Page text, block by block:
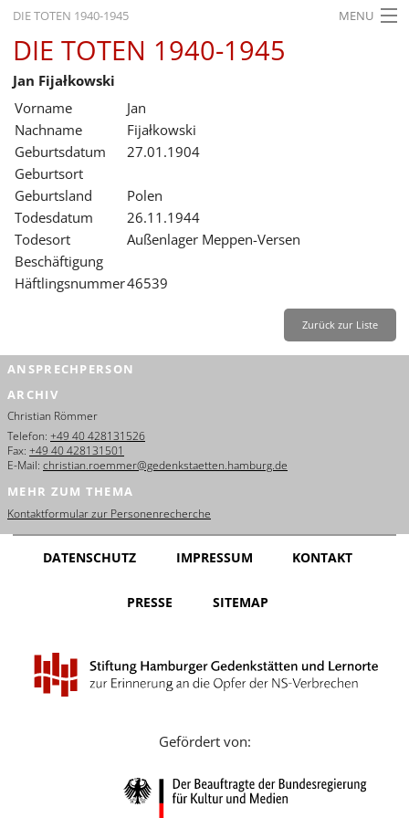
DIE TOTEN 1940-1945 MENU
STARTSEITE
AKTUELLES
AUSSTELLUNGEN
GESCHICHTE
BILDUNG
FORSCHUNG
SERVICE
Français
Dansk
Español
Nederlands
Português
Русский
Leichte Sprache
DIE TOTEN 1940-1945
Jan Fijałkowski
Vorname
Jan
Nachname
Fijałkowski
Geburtsdatum
27.01.1904
Geburtsort
Geburtsland
Polen
Todesdatum
26.11.1944
Todesort
Außenlager Meppen-Versen
Beschäftigung
Häftlingsnummer46539
Zurück zur Liste
ANSPRECHPERSON
ARCHIV
Christian Römmer
Telefon: +49 40 428131526
Fax: +49 40 428131501
E-Mail: christian.roemmer@gedenkstaetten.hamburg.de
MEHR ZUM THEMA
Kontaktformular zur Personenrecherche
DATENSCHUTZ IMPRESSUM KONTAKT
PRESSE SITEMAP
Gefördert von: